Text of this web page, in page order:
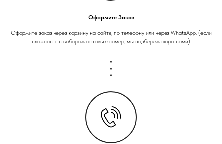
Оформите Заказ
Оформите заказ через корзину на сайте, по телефону или через WhatsApp. (если
сложность с выбором оставьте номер, мы подберем шары сами)